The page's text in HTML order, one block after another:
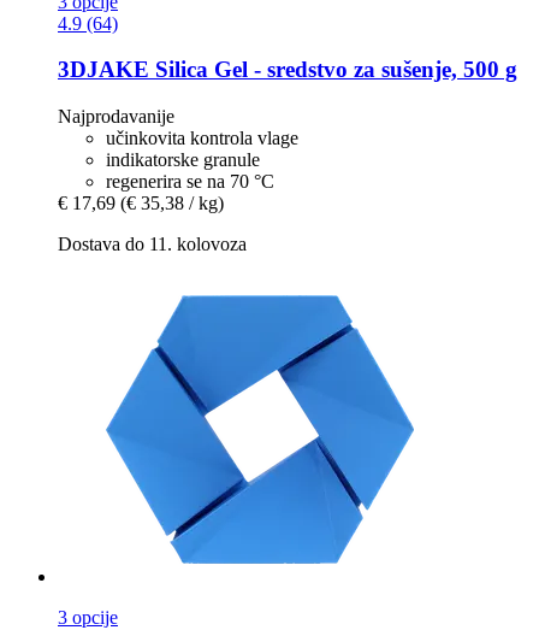
4.9 (64)
3DJAKE Silica Gel -​ sredstvo za sušenje, 500 g
Najprodavanije
učinkovita kontrola vlage
indikatorske granule
regenerira se na 70 °C
€ 17,69 (€ 35,38 / kg)
Dostava do 11. kolovoza
3 opcije